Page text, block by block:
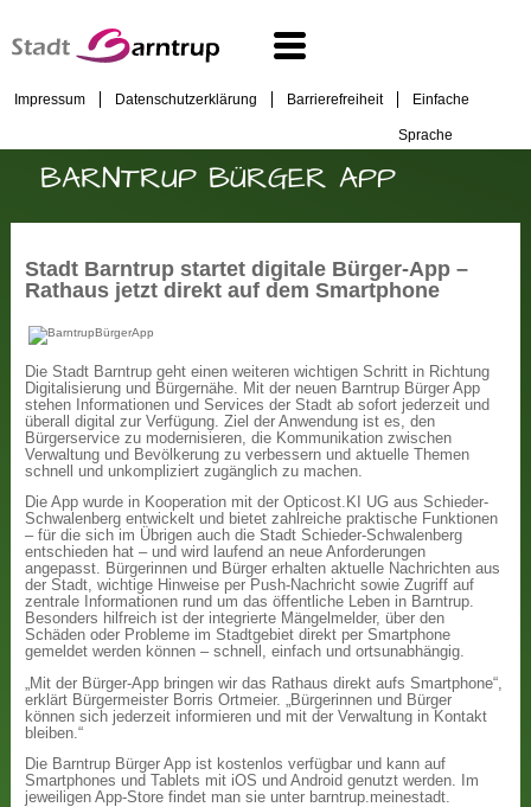
Impressum Datenschutzerklärung Barrierefreiheit Einfache
Sprache
BARNTRUP BÜRGER APP
Stadt Barntrup startet digitale Bürger-App –
Rathaus jetzt direkt auf dem Smartphone
Die Stadt Barntrup geht einen weiteren wichtigen Schritt in Richtung
Digitalisierung und Bürgernähe. Mit der neuen Barntrup Bürger App
stehen Informationen und Services der Stadt ab sofort jederzeit und
überall digital zur Verfügung. Ziel der Anwendung ist es, den
Bürgerservice zu modernisieren, die Kommunikation zwischen
Verwaltung und Bevölkerung zu verbessern und aktuelle Themen
schnell und unkompliziert zugänglich zu machen.
Die App wurde in Kooperation mit der Opticost.KI UG aus Schieder-
Schwalenberg entwickelt und bietet zahlreiche praktische Funktionen
– für die sich im Übrigen auch die Stadt Schieder-Schwalenberg
entschieden hat – und wird laufend an neue Anforderungen
angepasst. Bürgerinnen und Bürger erhalten aktuelle Nachrichten aus
der Stadt, wichtige Hinweise per Push-Nachricht sowie Zugriff auf
zentrale Informationen rund um das öffentliche Leben in Barntrup.
Besonders hilfreich ist der integrierte Mängelmelder, über den
Schäden oder Probleme im Stadtgebiet direkt per Smartphone
gemeldet werden können – schnell, einfach und ortsunabhängig.
„Mit der Bürger-App bringen wir das Rathaus direkt aufs Smartphone“,
erklärt Bürgermeister Borris Ortmeier. „Bürgerinnen und Bürger
können sich jederzeit informieren und mit der Verwaltung in Kontakt
bleiben.“
Die Barntrup Bürger App ist kostenlos verfügbar und kann auf
Smartphones und Tablets mit iOS und Android genutzt werden. Im
jeweiligen App-Store findet man sie unter barntrup.meinestadt.